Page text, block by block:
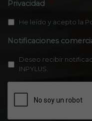
Privacidad *
He leído y acepto la
Notificaciones
Deseo recibir
INPYLUS.